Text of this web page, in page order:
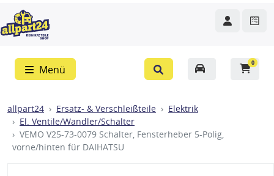
Menü
0
allpart24 Ersatz- & Verschleißteile
Elektrik
El. Ventile/Wandler/Schalter
VEMO V25-73-0079 Schalter, Fensterheber 5-Polig,
vorne/hinten für DAIHATSU